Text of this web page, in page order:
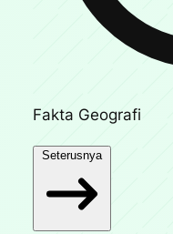
Fakta Geografi
Seterusnya